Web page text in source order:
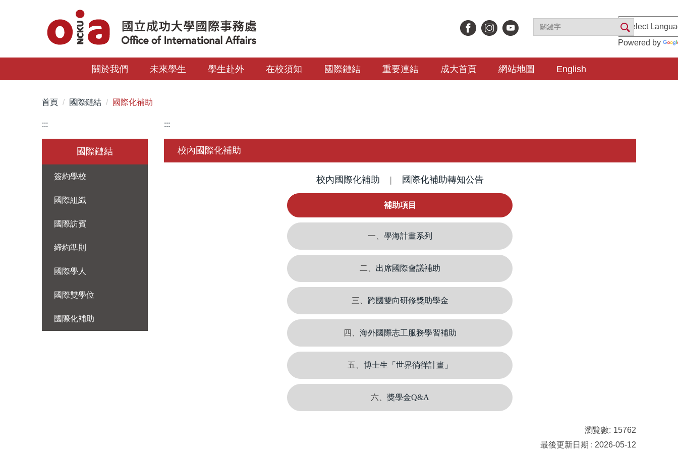
內
區
Powered by
關於我們 未來學生 學生赴外 在校須知 國際鏈結 重要連結 成大首頁 網站地圖 English
首頁 國際鏈結 國際化補助
:::
國際鏈結
簽約學校
國際組織
國際訪賓
締約準則
國際學人
國際雙學位
國際化補助
:::
校內國際化補助
校內國際化補助 | 國際化補助轉知公告
補助項目
一、 學海計畫系列
二、 出席國際會議補助
三、 跨國雙向研修獎助學金
四、 海外國際志工服務學習補助
五、 博士生「世界徜徉計畫」
六、 獎學金Q&A
瀏覽數: 15762
最後更新日期 : 2026-05-12